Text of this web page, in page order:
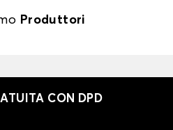
Produttori
CON DPD